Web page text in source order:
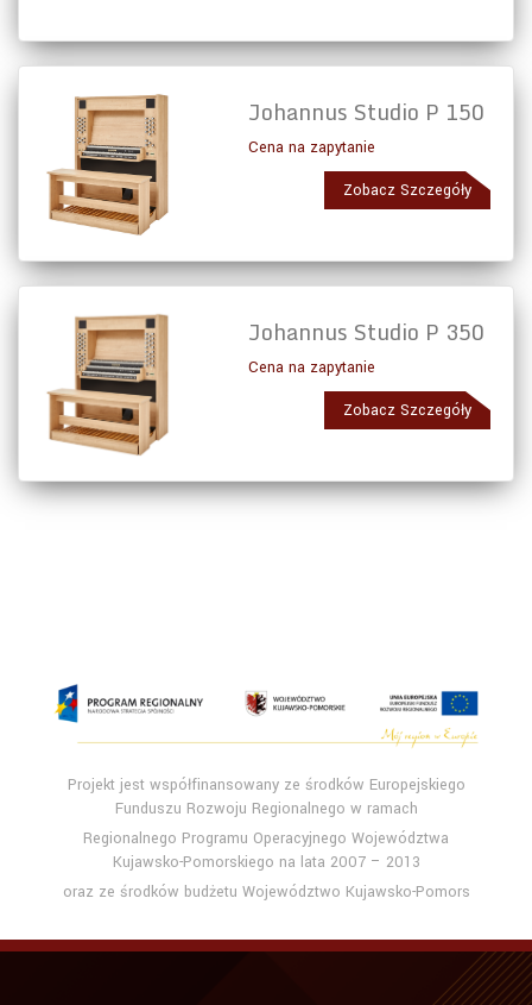
Johannus Studio P 150
Cena na zapytanie
Zobacz Szczegóły
Johannus Studio P 350
Cena na zapytanie
Zobacz Szczegóły
Projekt jest współfinansowany ze środków Europejskiego
Funduszu Rozwoju Regionalnego w ramach
Regionalnego Programu Operacyjnego Województwa
Kujawsko-Pomorskiego na lata 2007 – 2013
oraz ze środków budżetu Województwo Kujawsko-Pomors